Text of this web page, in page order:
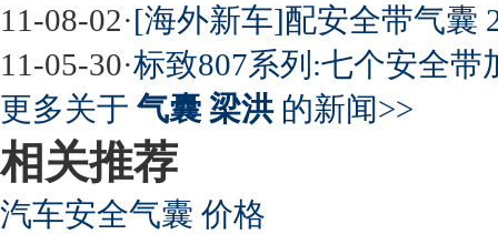
11-08-02·[海外新车]配安全带气囊
11-05-30·标致807系列:七个安全带
更多关于 气囊 梁洪的新闻>>
相关推荐
汽车安全气囊 价格